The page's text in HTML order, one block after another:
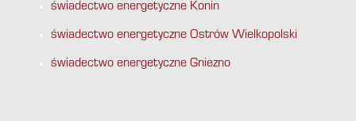
świadectwo energetyczne Konin
świadectwo energetyczne Ostrów Wielkopolski
świadectwo energetyczne Gniezno